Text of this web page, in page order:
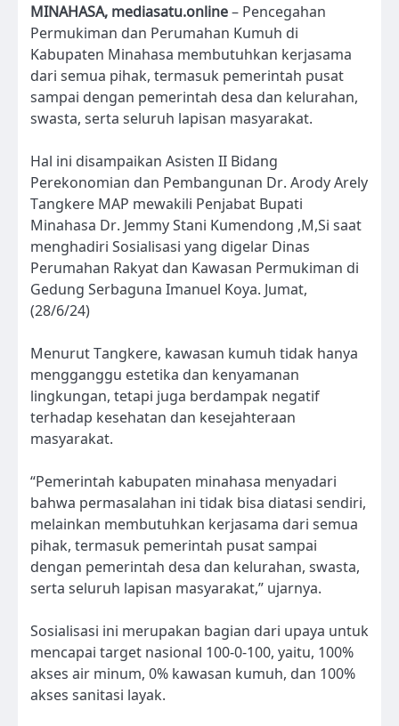
MINAHASA, mediasatu.online– Pencegahan
Permukiman dan Perumahan Kumuh di
Kabupaten Minahasa membutuhkan kerjasama
dari semua pihak, termasuk pemerintah pusat
sampai dengan pemerintah desa dan kelurahan,
swasta, serta seluruh lapisan masyarakat.
Hal ini disampaikan Asisten II Bidang
Perekonomian dan Pembangunan Dr. Arody Arely
Tangkere MAP mewakili Penjabat Bupati
Minahasa Dr. Jemmy Stani Kumendong ,M,Si saat
menghadiri Sosialisasi yang digelar Dinas
Perumahan Rakyat dan Kawasan Permukiman di
Gedung Serbaguna Imanuel Koya. Jumat,
(28/6/24)
Menurut Tangkere, kawasan kumuh tidak hanya
mengganggu estetika dan kenyamanan
lingkungan, tetapi juga berdampak negatif
terhadap kesehatan dan kesejahteraan
masyarakat.
“Pemerintah kabupaten minahasa menyadari
bahwa permasalahan ini tidak bisa diatasi sendiri,
melainkan membutuhkan kerjasama dari semua
pihak, termasuk pemerintah pusat sampai
dengan pemerintah desa dan kelurahan, swasta,
serta seluruh lapisan masyarakat,” ujarnya.
Sosialisasi ini merupakan bagian dari upaya untuk
mencapai target nasional 100-0-100, yaitu, 100%
akses air minum, 0% kawasan kumuh, dan 100%
akses sanitasi layak.